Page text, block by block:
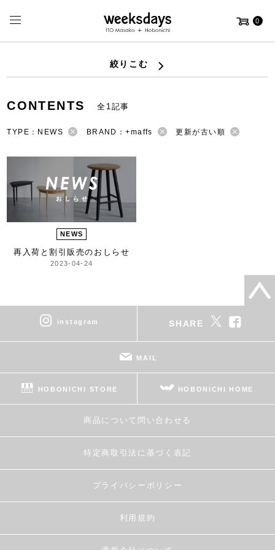
0
絞りこむ
CONTENTS 全1記事
TYPE：NEWS BRAND：+maffs 更新が古い順
NEWS
再入荷と割引販売のおしらせ
2023-04-24
instagram SHARE
MAIL
HOBONICHI STORE HOBONICHI HOME
商品について問い合わせる
特定商取引法に基づく表記
プライバシーポリシー
利用規約